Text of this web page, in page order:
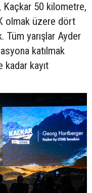
50 kilometre,
olmak üzere dört
Tüm yarışlar Ayder
katılmak
kayıt